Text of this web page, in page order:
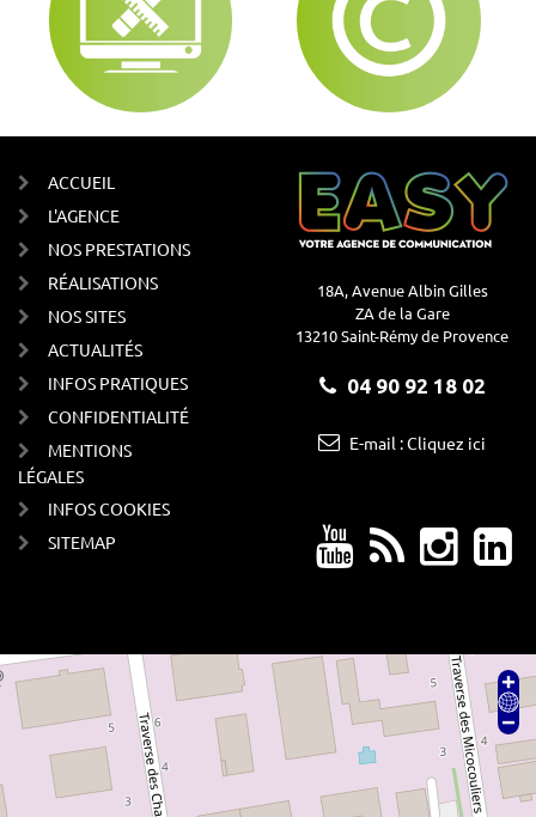
ACCUEIL
L'AGENCE
NOS PRESTATIONS
RÉALISATIONS
NOS SITES
ACTUALITÉS
INFOS PRATIQUES
CONFIDENTIALITÉ
MENTIONS
LÉGALES
INFOS COOKIES
SITEMAP
18A, Avenue Albin Gilles
ZA de la Gare
13210 Saint-Rémy de Provence
04 90 92 18 02
E-mail : Cliquez ici